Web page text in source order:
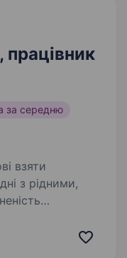
за середню
взяти
вас це теж